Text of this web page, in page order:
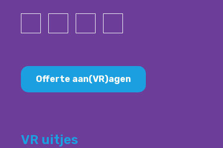
Offerte aan(VR)agen
VR uitjes